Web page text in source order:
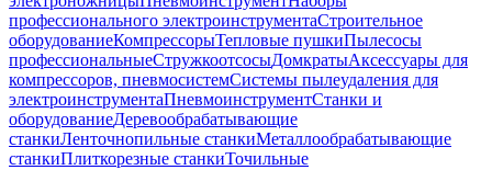
профессионального электроинструментаСтроительное
оборудованиеКомпрессорыТепловые пушкиПылесосы
профессиональныеСтружкоотсосыДомкратыАксессуары для
компрессоров, пневмосистемСистемы пылеудаления для
электроинструментаПневмоинструментСтанки и
оборудованиеДеревообрабатывающие
станкиЛенточнопильные станкиМеталлообрабатывающие
станкиПлиткорезные станкиТочильные